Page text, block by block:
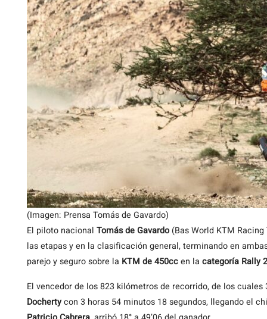
(Imagen: Prensa Tomás de Gavardo)
El piloto nacional Tomás de Gavardo(Bas World KTM
las etapas y en la clasificación general, terminando en
parejo y seguro sobre la KTM de 450ccen la categoría Rally 2
El vencedor de los 823 kilómetros de recorrido, de los
Dochertycon 3 horas 54 minutos 18 segundos, llegando el